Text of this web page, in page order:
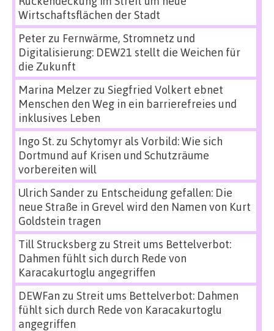
Wirtschaftsflächen der Stadt
Peterzu Fernwärme, Stromnetz und
Digitalisierung: DEW21 stellt die Weichen für
die Zukunft
Marina Melzerzu Siegfried Volkert ebnet
Menschen den Weg in ein barrierefreies und
inklusives Leben
Ingo St.zu Schytomyr als Vorbild: Wie sich
Dortmund auf Krisen und Schutzräume
vorbereiten will
Ulrich Sanderzu Entscheidung gefallen: Die
neue Straße in Grevel wird den Namen von Kurt
Goldstein tragen
Till Strucksbergzu Streit ums Bettelverbot:
Dahmen fühlt sich durch Rede von
Karacakurtoglu angegriffen
DEWFan zu Streit ums Bettelverbot: Dahmen
fühlt sich durch Rede von Karacakurtoglu
angegriffen